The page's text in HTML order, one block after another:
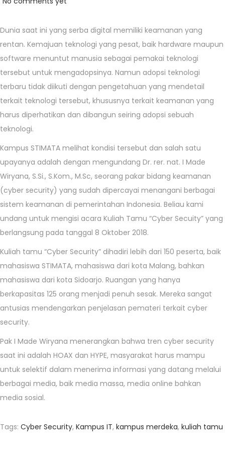
1
0
/
2
0
2
0
Dunia saat ini yang serba digital memiliki keamanan yang
rentan. Kemajuan teknologi yang pesat, baik hardware maupun
software menuntut manusia sebagai pemakai teknologi
tersebut untuk mengadopsinya. Namun adopsi teknologi
terbaru tidak diikuti dengan pengetahuan yang mendetail
terkait teknologi tersebut, khususnya terkait keamanan yang
harus diperhatikan dan dibangun seiring adopsi sebuah
teknologi.
Kampus STIMATA melihat kondisi tersebut dan salah satu
upayanya adalah dengan mengundang Dr. rer. nat. I Made
Wiryana, S.Si., S.Kom., M.Sc, seorang pakar bidang keamanan
(cyber security) yang sudah dipercayai menangani berbagai
sistem keamanan di pemerintahan Indonesia. Beliau kami
undang untuk mengisi acara Kuliah Tamu “Cyber Secuity” yang
berlangsung pada tanggal 8 Oktober 2018.
Kuliah tamu “Cyber Security” dihadiri lebih dari 150 peserta, baik
mahasiswa STIMATA, mahasiswa dari kota Malang, bahkan
mahasiswa dari kota Sidoarjo. Ruangan yang hanya
berkapasitas 125 orang menjadi penuh sesak. Mereka sangat
antusias mendengarkan penjelasan pemateri terkait cyber
security.
Pak I Made Wiryana menerangkan bahwa tren cyber security
saat ini adalah HOAX dan HYPE, masyarakat harus mampu
untuk selektif dalam menerima informasi yang datang melalui
berbagai media, baik media massa, media online bahkan
media sosial.
Tags: Cyber Security, Kampus IT, kampus merdeka, kuliah tamu